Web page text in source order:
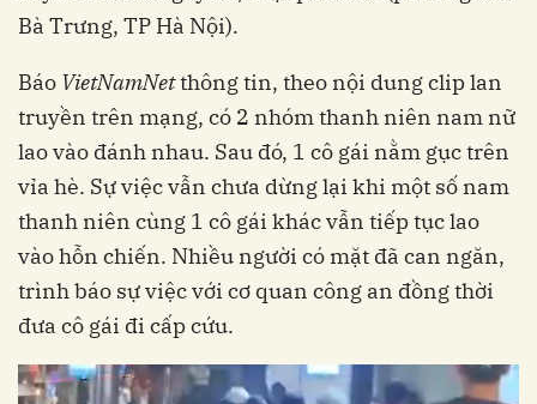
Bà Trưng, TP Hà Nội).
Báo VietNamNetthông tin, theo nội dung clip lan
truyền trên mạng, có 2 nhóm thanh niên nam nữ
lao vào đánh nhau. Sau đó, 1 cô gái nằm gục trên
vỉa hè. Sự việc vẫn chưa dừng lại khi một số nam
thanh niên cùng 1 cô gái khác vẫn tiếp tục lao
vào hỗn chiến. Nhiều người có mặt đã can ngăn,
trình báo sự việc với cơ quan công an đồng thời
đưa cô gái đi cấp cứu.